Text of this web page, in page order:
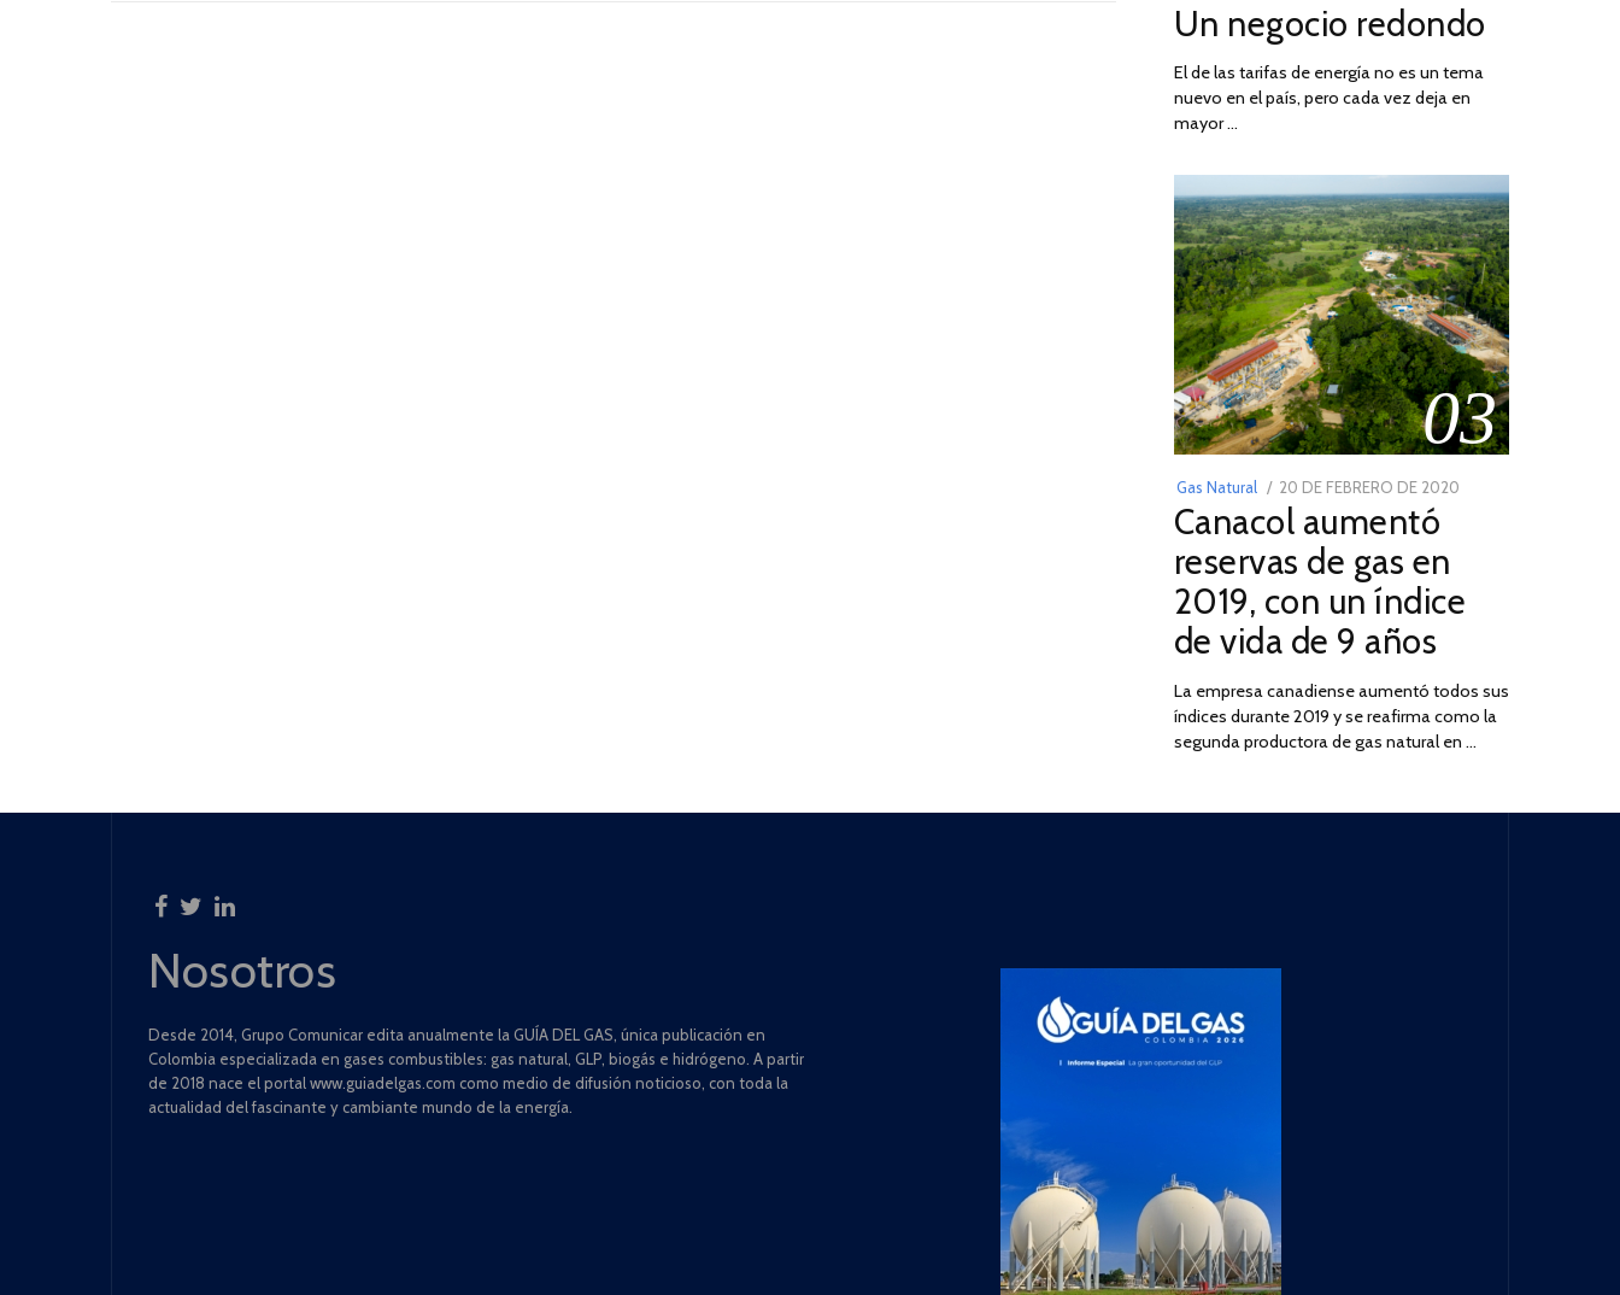
ON
DE
DE
2022
Un negocio redondo
El de las tarifas de energía no es un tema
nuevo en el país, pero cada vez deja en
mayor …
03
Gas Natural
POSTED
ON
20 DE FEBRERO DE 2020
2025
Canacol aumentó
reservas de gas en
2019, con un índice
de vida de 9 años
La empresa canadiense aumentó todos sus
índices durante 2019 y se reafirma como la
segunda productora de gas natural en …
Nosotros
Desde 2014, Grupo Comunicar edita anualmente la GUÍA DEL GAS, única publicación en
Colombia especializada en gases combustibles: gas natural, GLP, biogás e hidrógeno. A partir
de 2018 nace el portal www.guiadelgas.com como medio de difusión noticioso, con toda la
actualidad del fascinante y cambiante mundo de la energía.